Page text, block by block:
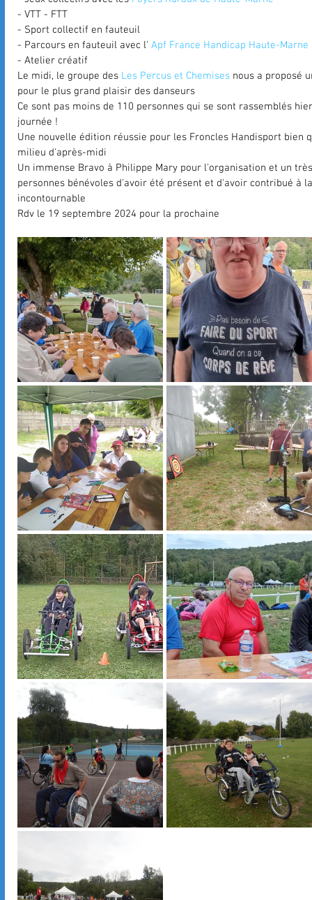
- VTT - FTT
- Sport collectif en fauteuil
- Parcours en fauteuil avec l' Apf France Handicap Haute-Marne
- Atelier créatif
Le midi, le groupe des Les Percus et Chemises nous a proposé
pour le plus grand plaisir des danseurs
Ce sont pas moins de 110 personnes qui se sont rassemblés
journée !
Une nouvelle édition réussie pour les Froncles Handisport bien
milieu d'après-midi
Un immense Bravo à Philippe Mary pour l'organisation et un
personnes bénévoles d'avoir été présent et d'avoir contribué à
incontournable
Rdv le 19 septembre 2024 pour la prochaine